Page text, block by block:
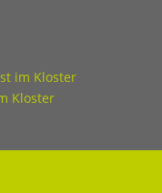
Kloster